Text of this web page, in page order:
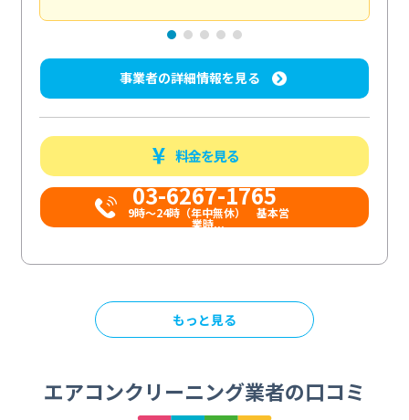
事業者の詳細情報を見る
料金を見る
03-6267-1765
9時〜24時（年中無休） 基本営
業時...
もっと見る
エアコンクリーニング業者の口コミ